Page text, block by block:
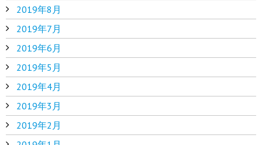
2019年8月
2019年7月
2019年6月
2019年5月
2019年4月
2019年3月
2019年2月